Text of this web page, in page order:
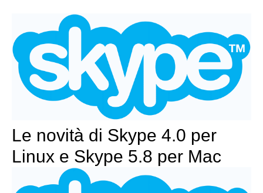
Le novità di Skype 4.0 per
Linux e Skype 5.8 per Mac